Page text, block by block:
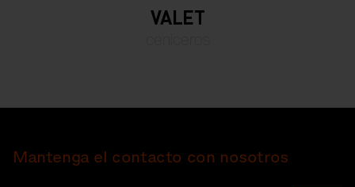
VALET
Mantenga el contacto con nosotros